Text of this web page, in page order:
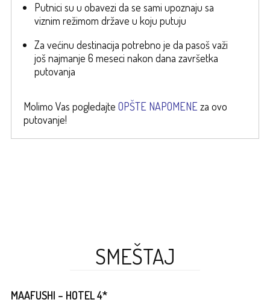
Putnici su u obavezi da se sami upoznaju sa
viznim režimom države u koju putuju
Za većinu destinacija potrebno je da pasoš važi
još najmanje 6 meseci nakon dana završetka
putovanja
Molimo Vas pogledajte OPŠTE NAPOMENEza ovo
putovanje!
SMEŠTAJ
MAAFUSHI – HOTEL 4*